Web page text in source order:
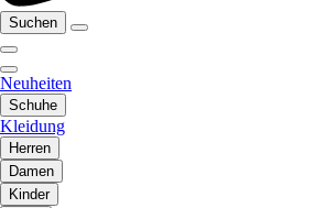
Suchen
Neuheiten
Schuhe
Kleidung
Herren
Damen
Kinder